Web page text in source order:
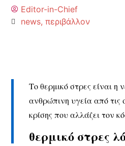
Editor-in-Chief
news,περιβάλλον
Το θερμικό στρες είναι η
ανθρώπινη υγεία από τις
κρίσης που αλλάζει τον
θερμικό στρες